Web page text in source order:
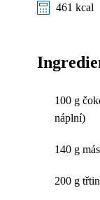
461 kcal
100 g
náplní)
140 g
200 g